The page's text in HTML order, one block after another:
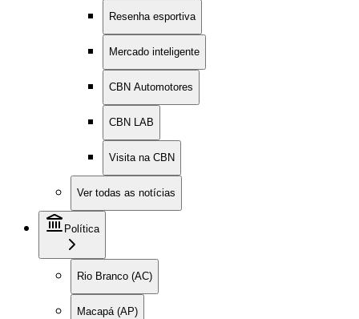
Resenha esportiva
Mercado inteligente
CBN Automotores
CBN LAB
Visita na CBN
Ver todas as notícias
Política
Rio Branco (AC)
Macapá (AP)